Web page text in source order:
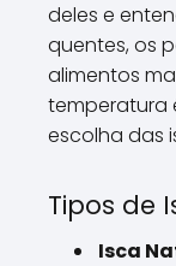
deles e
quentes, os
alimentos
temperatura
escolha das
Tipos de
Isca